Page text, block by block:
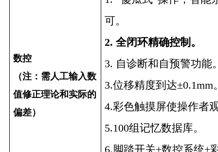
数控
（注：需人工输入数
值修正理论和实际的
偏差）
可。
2.全闭环精确控制。
3. 自诊断和自预警功能
3.位移精度到达±0.1mm
4.彩色触摸屏使操作者
5.100组记忆数据库。
6.脚踏开关+数控系统+